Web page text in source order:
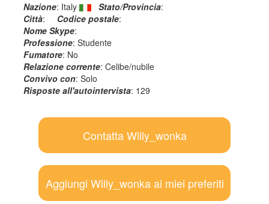
Nazione: Italy Stato/Provincia:
Città: Codice postale:
Nome Skype:
Professione: Studente
Fumatore: No
Relazione corrente: Celibe/nubile
Convivo con: Solo
Risposte all'autointervista: 129
Contatta Willy_wonka
Aggiungi Willy_wonka ai miei preferiti